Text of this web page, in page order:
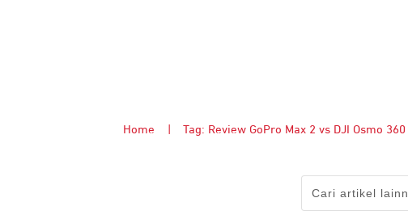
Home Tag: Review GoPro Max 2 vs DJI Osmo 360